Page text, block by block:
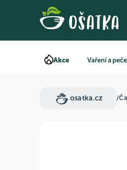
Akce Vaření a
osatka.cz /